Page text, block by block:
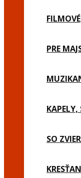
PRE
KAPELY,
SO